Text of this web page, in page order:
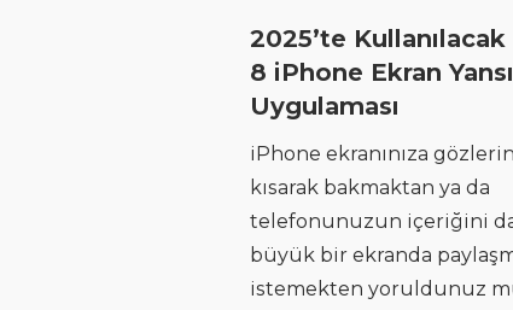
2025’te Kullanılacak
8 iPhone Ekran
Uygulaması
iPhone ekranınıza
kısarak bakmaktan ya da
telefonunuzun içeriğini
büyük bir ekranda
istemekten yoruldunuz